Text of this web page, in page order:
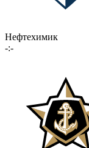
Нефтехимик
-:-